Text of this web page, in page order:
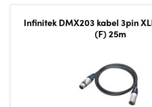
Infinitek DMX203 kabel 3pin
(F) 25m